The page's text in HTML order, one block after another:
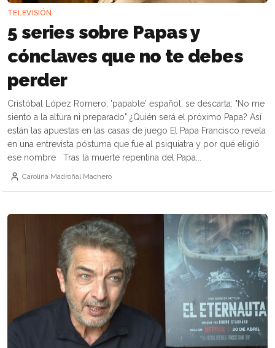
TELEVISIÓN
5 series sobre Papas y
cónclaves que no te debes
perder
Cristóbal López Romero, 'papable' español, se descarta: "No me
siento a la altura ni preparado" ¿Quién será el próximo Papa? Así
están las apuestas en las casas de juego El Papa Francisco revela
en una entrevista póstuma que fue al psiquiatra y por qué eligió
ese nombre Tras la muerte repentina del Papa...
Carolina Madroñal Machero